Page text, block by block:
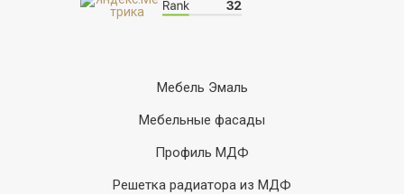
Мебель Эмаль
Мебельные фасады
Профиль МДФ
Решетка радиатора из МДФ